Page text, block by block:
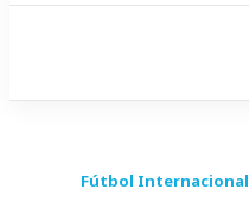
Fútbol Internacional